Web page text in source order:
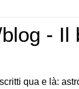
- Il
qua e là: